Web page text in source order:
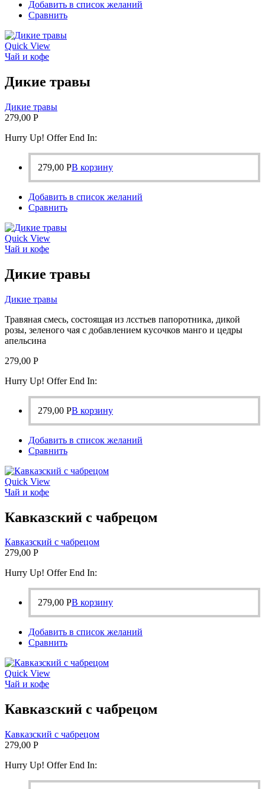
Добавить в список желаний
Сравнить
Quick View
Чай и кофе
Дикие травы
Дикие травы
279,00 Р
Hurry Up! Offer End In:
279,00 РВ корзину
Добавить в список желаний
Сравнить
Quick View
Чай и кофе
Дикие травы
Дикие травы
Травяная смесь, состоящая из лсстьев папоротника, дикой
розы, зеленого чая с добавлением кусочков манго и цедры
апельсина
279,00 Р
Hurry Up! Offer End In:
279,00 РВ корзину
Добавить в список желаний
Сравнить
Quick View
Чай и кофе
Кавказский с чабрецом
Кавказский с чабрецом
279,00 Р
Hurry Up! Offer End In:
279,00 РВ корзину
Добавить в список желаний
Сравнить
Quick View
Чай и кофе
Кавказский с чабрецом
Кавказский с чабрецом
279,00 Р
Hurry Up! Offer End In: